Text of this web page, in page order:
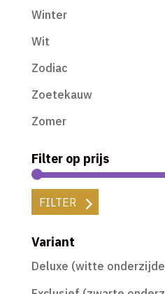
Winter
Wit
Zodiac
Zoetekauw
Zomer
Filter op prijs
FILTER
Variant
Deluxe (witte